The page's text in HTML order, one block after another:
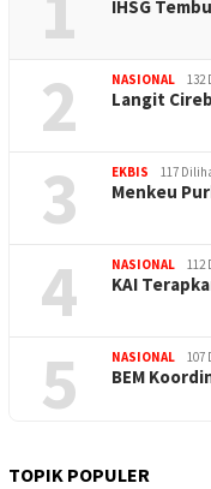
IHSG
2 NASIONAL 132
Langit
3 EKBIS 117
Menkeu
4 NASIONAL 112
KAI
5 NASIONAL 107
BEM
TOPIK POPULER